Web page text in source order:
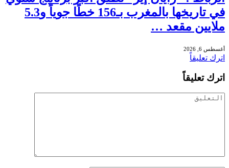
في تاريخها بالمغرب بـ156 خطًا جوياً و5.3
ملايين مقعد …
أغسطس 6, 2026
اترك تعليقاً
اترك تعليقاً